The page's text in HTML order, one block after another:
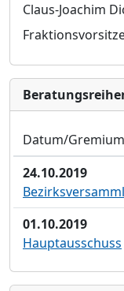
Claus-Joachim
Datum/Gremium
24.10.2019
01.10.2019
Hauptausschuss